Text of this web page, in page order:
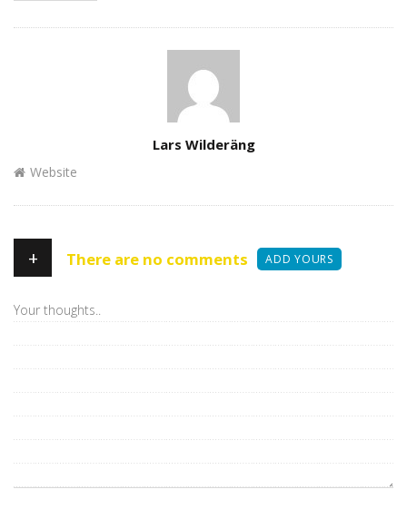
Lars Wilderäng
Website
+ There are no comments ADD YOURS